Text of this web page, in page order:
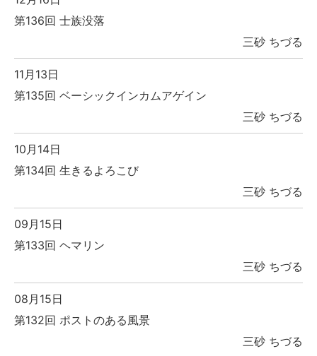
第136回 士族没落
三砂 ちづる
11月13日
第135回 ベーシックインカムアゲイン
三砂 ちづる
10月14日
第134回 生きるよろこび
三砂 ちづる
09月15日
第133回 ヘマリン
三砂 ちづる
08月15日
第132回 ポストのある風景
三砂 ちづる